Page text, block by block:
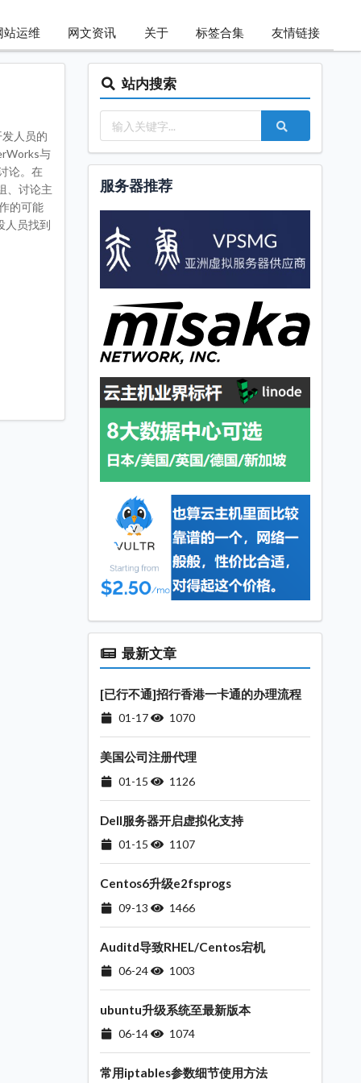
站运维 网文资讯 关于 标签合集 友情链接
人员的
与
论。在
、讨论主
的可能
人员找到
站内搜索
服务器推荐
最新文章
[已行不通]招行香港一卡通的办理流程
01-17 1070
美国公司注册代理
01-15 1126
Dell服务器开启虚拟化支持
01-15 1107
Centos6升级e2fsprogs
09-13 1466
Auditd导致RHEL/Centos宕机
06-24 1003
ubuntu升级系统至最新版本
06-14 1074
常用iptables参数细节使用方法